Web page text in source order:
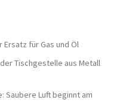
für Gas und Öl
Tischgestelle aus Metall
Saubere Luft beginnt am